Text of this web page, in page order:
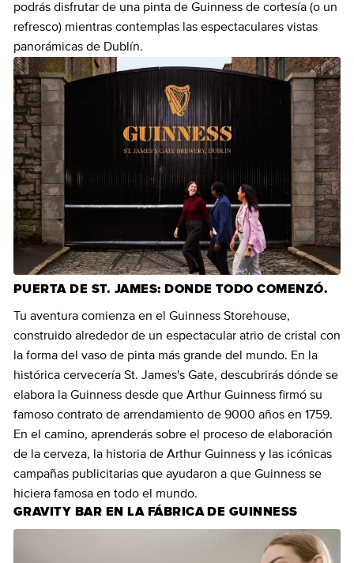
podrás disfrutar de una pinta de Guinness de cortesía (o un
refresco) mientras contemplas las espectaculares vistas
panorámicas de Dublín.
PUERTA DE ST. JAMES: DONDE TODO COMENZÓ.
Tu aventura comienza en el Guinness Storehouse,
construido alrededor de un espectacular atrio de cristal con
la forma del vaso de pinta más grande del mundo. En la
histórica cervecería St. James's Gate, descubrirás dónde se
elabora la Guinness desde que Arthur Guinness firmó su
famoso contrato de arrendamiento de 9000 años en 1759.
En el camino, aprenderás sobre el proceso de elaboración
de la cerveza, la historia de Arthur Guinness y las icónicas
campañas publicitarias que ayudaron a que Guinness se
hiciera famosa en todo el mundo.
GRAVITY BAR EN LA FÁBRICA DE GUINNESS